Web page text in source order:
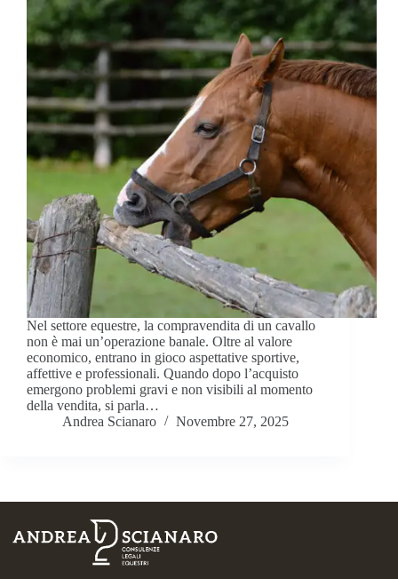
Nel settore equestre, la compravendita di un cavallo
non è mai un’operazione banale. Oltre al valore
economico, entrano in gioco aspettative sportive,
affettive e professionali. Quando dopo l’acquisto
emergono problemi gravi e non visibili al momento
della vendita, si parla…
Andrea Scianaro
Novembre 27, 2025